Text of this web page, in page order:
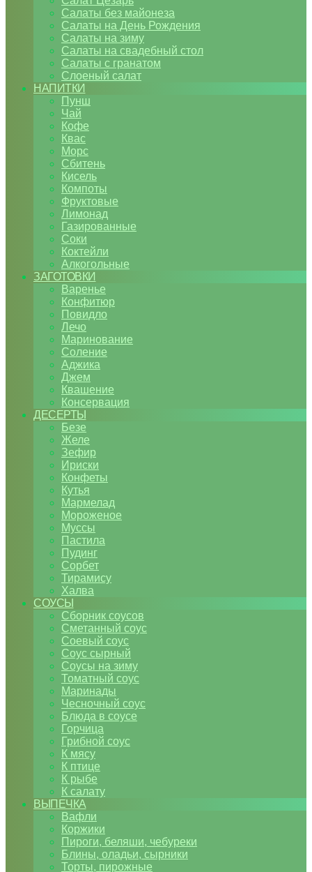
Салаты без майонеза
Салаты на День Рождения
Салаты на зиму
Салаты на свадебный стол
Салаты с гранатом
Слоеный салат
НАПИТКИ
Пунш
Чай
Кофе
Квас
Морс
Сбитень
Кисель
Компоты
Фруктовые
Лимонад
Газированные
Соки
Коктейли
Алкогольные
ЗАГОТОВКИ
Варенье
Конфитюр
Повидло
Лечо
Маринование
Соление
Аджика
Джем
Квашение
Консервация
ДЕСЕРТЫ
Безе
Желе
Зефир
Ириски
Конфеты
Кутья
Мармелад
Мороженое
Муссы
Пастила
Пудинг
Сорбет
Тирамису
Халва
СОУСЫ
Сборник соусов
Сметанный соус
Соевый соус
Соус сырный
Соусы на зиму
Томатный соус
Маринады
Чесночный соус
Блюда в соусе
Горчица
Грибной соус
К мясу
К птице
К рыбе
К салату
ВЫПЕЧКА
Вафли
Коржики
Пироги, беляши, чебуреки
Блины, оладьи, сырники
Торты, пирожные